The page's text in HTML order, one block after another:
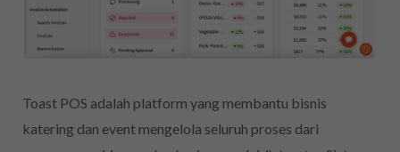
Toast POS adalah platform yang membantu bisnis
katering dan event mengelola seluruh proses dari